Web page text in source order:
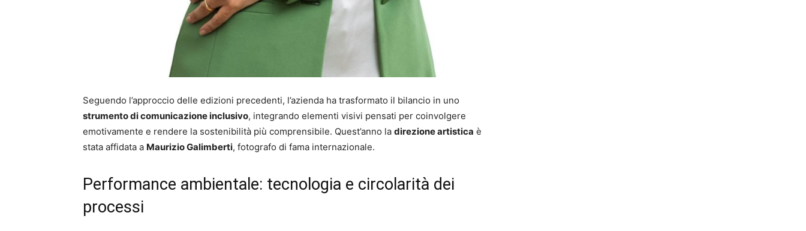
Seguendo l’approccio delle edizioni precedenti, l’azienda ha trasformato il bilancio in uno
strumento di comunicazione inclusivo, integrando elementi visivi pensati per coinvolgere
emotivamente e rendere la sostenibilità più comprensibile. Quest’anno la direzione artistica è
stata affidata a Maurizio Galimberti, fotografo di fama internazionale.
Performance ambientale: tecnologia e circolarità dei
processi